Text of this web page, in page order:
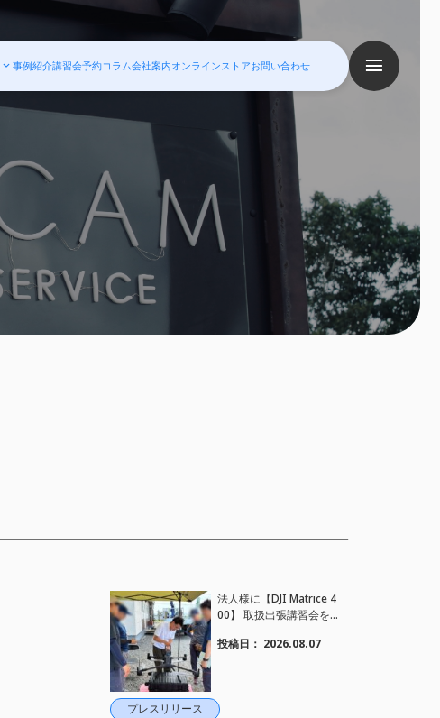
事例紹介講習会予約コラム会社案内オンラインストアお問い合わせ
プレスリリース
法人様に【DJI Matrice 4
00】 取扱出張講習会を
施しました。
投稿日： 2026.08.07